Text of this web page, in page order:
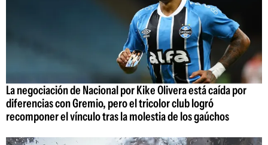
La negociación de Nacional por Kike Olivera está caída por
diferencias con Gremio, pero el tricolor club logró
recomponer el vínculo tras la molestia de los gaúchos